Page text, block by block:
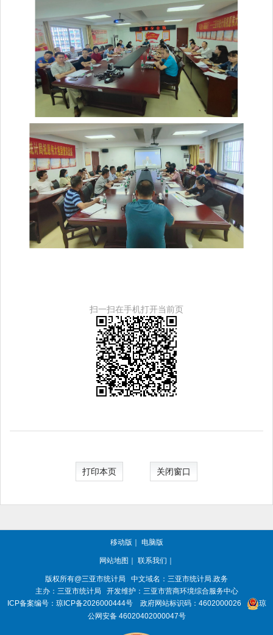
扫一扫在手机打开当前页
打印本页 关闭窗口
移动版 电脑版
网站地图 联系我们
版权所有@三亚市统计局
中文域名：三亚市统计局.政务
主办：三亚市统计局
开发维护：三亚市营商环境综合服务中心
ICP备案编号： 琼ICP备2026000444号 政府网站标识码： 4602000026
琼
公网安备 46020402000047号